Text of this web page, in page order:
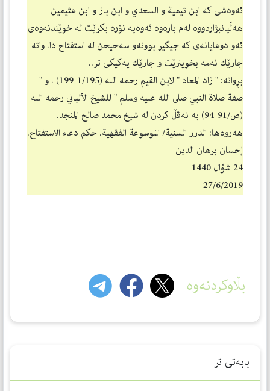
ئه‌وه‌شی كه‌ ابن تیمیة و السعدي و ابن باز و ابن عثیمین
هه‌ڵیانبژاردووه‌ له‌م باره‌وه‌ ئه‌وه‌یه‌ نۆره‌ بكرێت له‌ خوێندنه‌وه‌ی
ئه‌و دوعایانه‌ی كه‌ جیگیر بوونه‌و سه‌حیحن له‌ استفتاح دا، واته‌
جارێك ئه‌مه‌ بخوینرێت و جارێك یه‌كیكی تر..
بڕوانه‌: " زاد المعاد " لابن القيم رحمه الله (1/195-199) ، و "
صفة صلاة النبي صلى الله عليه وسلم " للشيخ الألباني رحمه الله
(ص/91-94) به‌ نه‌قڵ كردن له‌ شیخ محمد صالح المنجد.
هه‌روه‌ها: الدرر السنیة/ الموسوعة الفقهیة. حكم دعاء الاستفتاح.
إحسان برهان الدین
24 شوّال 1440
27/6/2019
بڵاوکردنەوە
بابەتی تر